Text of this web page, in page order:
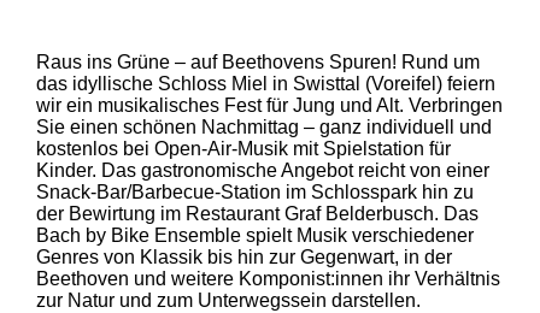
Raus ins Grüne – auf Beethovens Spuren! Rund um
das idyllische Schloss Miel in Swisttal (Voreifel) feiern
wir ein musikalisches Fest für Jung und Alt. Verbringen
Sie einen schönen Nachmittag – ganz individuell und
kostenlos bei Open-Air-Musik mit Spielstation für
Kinder. Das gastronomische Angebot reicht von einer
Snack-Bar/Barbecue-Station im Schlosspark hin zu
der Bewirtung im Restaurant Graf Belderbusch. Das
Bach by Bike Ensemble spielt Musik verschiedener
Genres von Klassik bis hin zur Gegenwart, in der
Beethoven und weitere Komponist:innen ihr Verhältnis
zur Natur und zum Unterwegssein darstellen.